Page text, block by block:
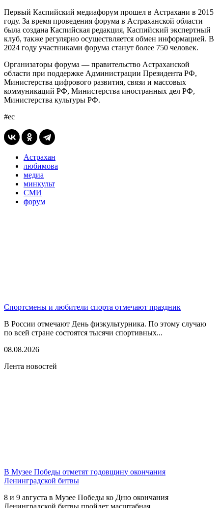
Первый Каспийский медиафорум прошел в Астрахани в 2015
году. За время проведения форума в Астраханской области
была создана Каспийская редакция, Каспийский экспертный
клуб, также регулярно осуществляется обмен информацией. В
2024 году участниками форума станут более 750 человек.
Организаторы форума — правительство Астраханской
области при поддержке Администрации Президента РФ,
Министерства цифрового развития, связи и массовых
коммуникаций РФ, Министерства иностранных дел РФ,
Министерства культуры РФ.
#ес
Астрахан
любимова
медиа
минкульт
СМИ
форум
Спортсмены и любители спорта отмечают праздник
В России отмечают День физкультурника. По этому случаю
по всей стране состоятся тысячи спортивных...
08.08.2026
Лента новостей
В Музее Победы отметят годовщину окончания
Ленинградской битвы
8 и 9 августа в Музее Победы ко Дню окончания
Ленинградской битвы пройдет масштабная...